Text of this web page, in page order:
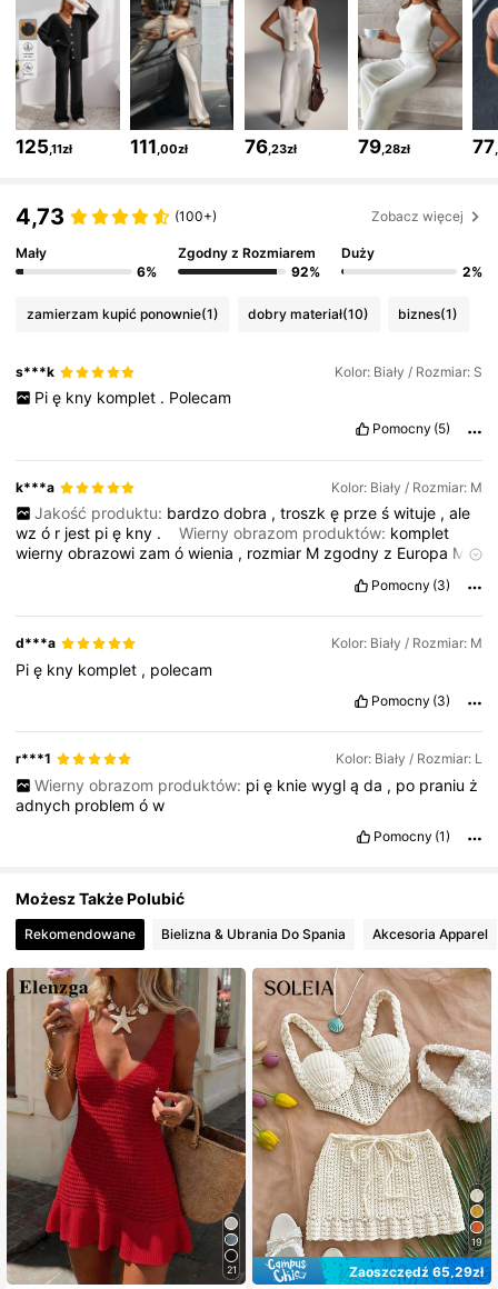
4,75 354K Obserwujący
4,75 354K Obserwujący
354K Obserwujący
4,75 354K Obserwujący
4,75 354K Obserwujący
4,75 354K Obserwujący
125 ,11zł 111 ,00zł 76,23zł 79 ,28zł 77
4,73 (100+) Zobacz więcej
Mały
6%
Zgodny z Rozmiarem
92%
Duży
2%
zamierzam kupić ponownie(1) dobry materiał(10) biznes(1)
s***k Kolor: Biały / Rozmiar: S
Pi ę kny komplet . Polecam
Pomocny (5)
k***a Kolor: Biały / Rozmiar: M
Jakość produktu: bardzo dobra , troszk ę prze ś wituje , ale
wzó r jest pię kny . Wierny obrazom produktów: komplet
wiernyobrazowizamówienia , rozmiar Mzgodnyz Europa M
cienki,krótkidopasa
.
Pomocny (3)
d***a Kolor: Biały / Rozmiar: M
Pię kny komplet , polecam
Pomocny (3)
r***1 Kolor: Biały / Rozmiar: L
Wierny obrazom produktów: pi ę knie wygl ą da , po praniu ż
adnych problemów
Pomocny (1)
Możesz Także Polubić
Rekomendowane Bielizna & Ubrania Do Spania Akcesoria Apparel
21
19
Zaoszczędź 65,29zł